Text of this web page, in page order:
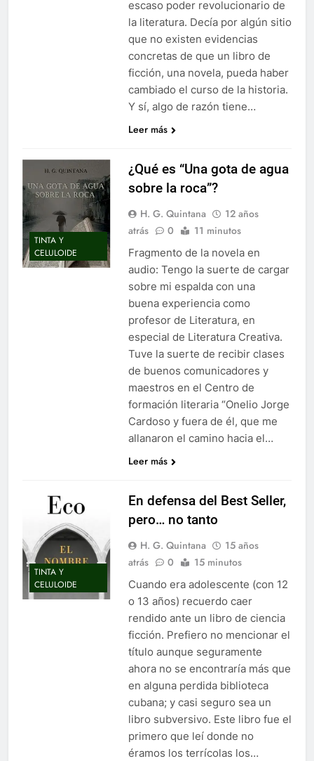
escaso poder revolucionario de
la literatura. Decía por algún sitio
que no existen evidencias
concretas de que un libro de
ficción, una novela, pueda haber
cambiado el curso de la historia.
Y sí, algo de razón tiene…
Leer más
TINTA Y
CELULOIDE
¿Qué es “Una gota de agua
sobre la roca”?
H. G. Quintana
12 años
atrás
0 11 minutos
Fragmento de la novela en
audio: Tengo la suerte de cargar
sobre mi espalda con una
buena experiencia como
profesor de Literatura, en
especial de Literatura Creativa.
Tuve la suerte de recibir clases
de buenos comunicadores y
maestros en el Centro de
formación literaria “Onelio Jorge
Cardoso y fuera de él, que me
allanaron el camino hacia el…
Leer más
TINTA Y
CELULOIDE
En defensa del Best Seller,
pero… no tanto
H. G. Quintana
15 años
atrás
0 15 minutos
Cuando era adolescente (con 12
o 13 años) recuerdo caer
rendido ante un libro de ciencia
ficción. Prefiero no mencionar el
título aunque seguramente
ahora no se encontraría más que
en alguna perdida biblioteca
cubana; y casi seguro sea un
libro subversivo. Este libro fue el
primero que leí donde no
éramos los terrícolas los…